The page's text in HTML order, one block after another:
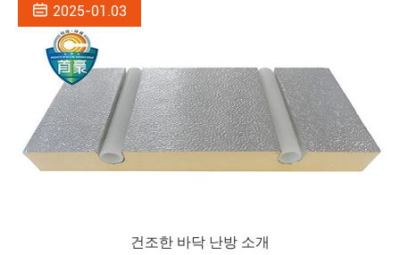
 2025-01.03
건조한 바닥 난방 소개